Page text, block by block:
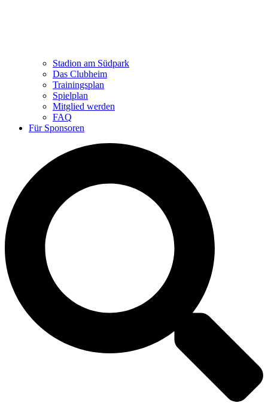
Stadion am Südpark
Das Clubheim
Trainingsplan
Spielplan
Mitglied werden
FAQ
Für Sponsoren